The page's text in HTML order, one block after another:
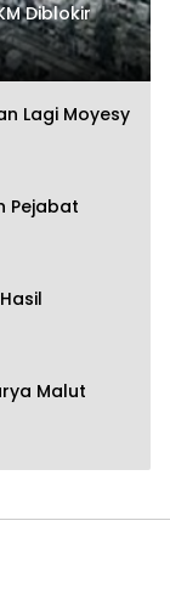
Diblokir
Lagi Moyesy
Pejabat
Malut